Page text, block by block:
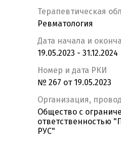
Терапевтическая
Ревматология
Дата начала и
19.05.2023 - 31.12.2024
Номер и дата РКИ
№ 267 от 19.05.2023
Организация,
Общество с
ответственностью
РУС"